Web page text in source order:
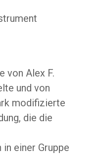
von Alex F.
und von
modifizierte
die die
einer Gruppe